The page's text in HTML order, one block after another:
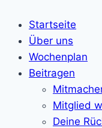
Startseite
Über uns
Wochenplan
Beitragen
Mitglied
Deine